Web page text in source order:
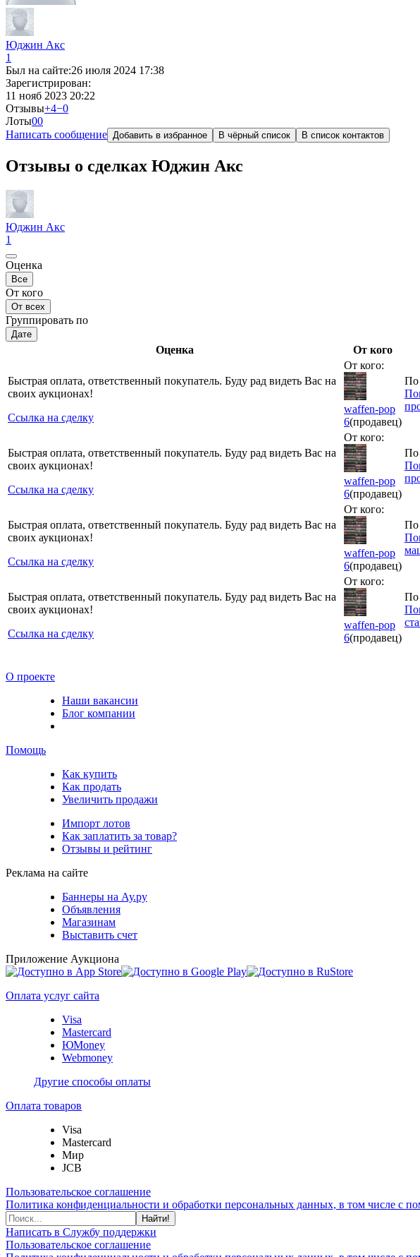
Юджин Акс
1
Был на сайте:26 июля 2024 17:38
Зарегистрирован:
11 нояб 2023 20:22
Отзывы+4−0
Лоты00
Написать сообщение Добавить в избранное В чёрный список В список контактов
Отзывы о сделках Юджин Акс
Юджин Акс
1
Оценка
Все
От кого
От всех
Группировать по
Дате
Оценка От кого
Быстрая оплата, ответственный покупатель. Буду рад видеть Вас на
своих аукционах!
Ссылка на сделку
От кого:
waffen-pop
6(продавец)
По
Быстрая оплата, ответственный покупатель. Буду рад видеть Вас на
своих аукционах!
Ссылка на сделку
От кого:
waffen-pop
6(продавец)
По
Быстрая оплата, ответственный покупатель. Буду рад видеть Вас на
своих аукционах!
Ссылка на сделку
От кого:
waffen-pop
6(продавец)
По
Быстрая оплата, ответственный покупатель. Буду рад видеть Вас на
своих аукционах!
Ссылка на сделку
От кого:
waffen-pop
6(продавец)
По
О проекте
Наши вакансии
Блог компании
Помощь
Как купить
Как продать
Увеличить продажи
Импорт лотов
Как заплатить за товар?
Отзывы и рейтинг
Реклама на сайте
Баннеры на Ау.ру
Объявления
Магазинам
Выставить счет
Приложение Аукциона
Оплата услуг сайта
Visa
Mastercard
ЮMoney
Webmoney
Другие способы оплаты
Оплата товаров
Visa
Mastercard
Мир
JCB
Пользовательское соглашение
Политика конфиденциальности и обработки персональных данных, в том числе с
Найти!
Написать в Службу поддержки
Пользовательское соглашение